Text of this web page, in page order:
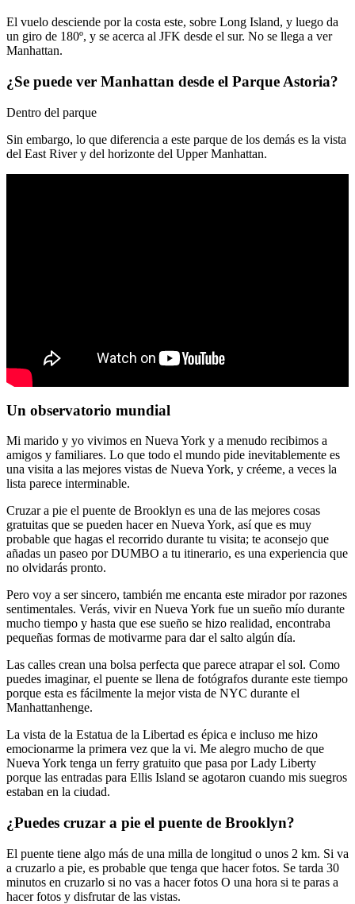
El vuelo desciende por la costa este, sobre Long Island, y luego da
un giro de 180º, y se acerca al JFK desde el sur. No se llega a ver
Manhattan.
¿Se puede ver Manhattan desde el Parque Astoria?
Dentro del parque
Sin embargo, lo que diferencia a este parque de los demás es la vista
del East River y del horizonte del Upper Manhattan.
Un observatorio mundial
Mi marido y yo vivimos en Nueva York y a menudo recibimos a
amigos y familiares. Lo que todo el mundo pide inevitablemente es
una visita a las mejores vistas de Nueva York, y créeme, a veces la
lista parece interminable.
Cruzar a pie el puente de Brooklyn es una de las mejores cosas
gratuitas que se pueden hacer en Nueva York, así que es muy
probable que hagas el recorrido durante tu visita; te aconsejo que
añadas un paseo por DUMBO a tu itinerario, es una experiencia que
no olvidarás pronto.
Pero voy a ser sincero, también me encanta este mirador por razones
sentimentales. Verás, vivir en Nueva York fue un sueño mío durante
mucho tiempo y hasta que ese sueño se hizo realidad, encontraba
pequeñas formas de motivarme para dar el salto algún día.
Las calles crean una bolsa perfecta que parece atrapar el sol. Como
puedes imaginar, el puente se llena de fotógrafos durante este tiempo
porque esta es fácilmente la mejor vista de NYC durante el
Manhattanhenge.
La vista de la Estatua de la Libertad es épica e incluso me hizo
emocionarme la primera vez que la vi. Me alegro mucho de que
Nueva York tenga un ferry gratuito que pasa por Lady Liberty
porque las entradas para Ellis Island se agotaron cuando mis suegros
estaban en la ciudad.
¿Puedes cruzar a pie el puente de Brooklyn?
El puente tiene algo más de una milla de longitud o unos 2 km. Si va
a cruzarlo a pie, es probable que tenga que hacer fotos. Se tarda 30
minutos en cruzarlo si no vas a hacer fotos O una hora si te paras a
hacer fotos y disfrutar de las vistas.